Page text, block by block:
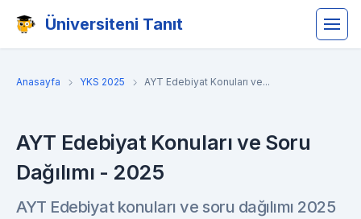
Üniversiteni Tanıt
Anasayfa YKS 2025 AYT Edebiyat Konuları ve...
AYT Edebiyat Konuları ve Soru
Dağılımı - 2025
AYT Edebiyat konuları ve soru dağılımı 2025